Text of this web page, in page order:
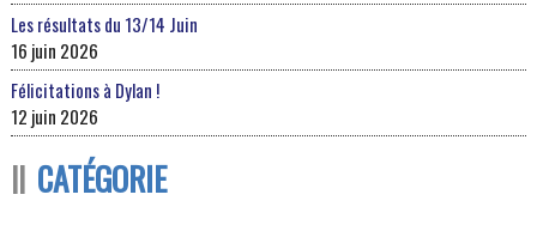
Les résultats du 13/14 Juin
16 juin 2026
Félicitations à Dylan !
12 juin 2026
CATÉGORIE